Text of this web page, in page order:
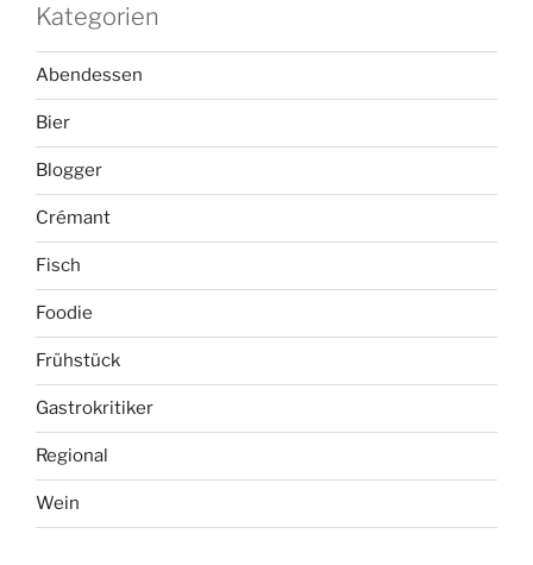
Kategorien
Abendessen
Bier
Blogger
Crémant
Fisch
Foodie
Frühstück
Gastrokritiker
Regional
Wein